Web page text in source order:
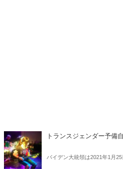
トランスジェンダー予備
バイデン大統領は2021年1月